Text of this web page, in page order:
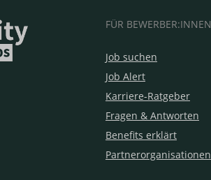
FÜR BEWERBER:INNEN
Job suchen
Job Alert
Karriere-Ratgeber
Fragen & Antworten
Benefits erklärt
Partnerorganisationen